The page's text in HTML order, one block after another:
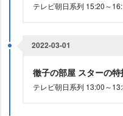
テレビ朝日系列 15:20～
2022-03-01
徹子の部屋 スターの
テレビ朝日系列 13:00～